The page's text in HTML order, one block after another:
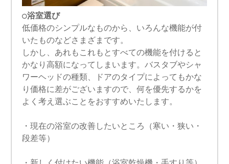
○浴室選び
低価格のシンプルなものから、いろんな機能が付
いたものなどさまざまです。
しかし、あれもこれもとすべての機能を付けると
かなり高額になってしまいます。バスタブやシャ
ワーヘッドの種類、ドアのタイプによってもかな
り価格に差がございますので、何を優先するかを
よく考え選ぶことをおすすめいたします。
・現在の浴室の改善したいところ（寒い・狭い・
段差等）